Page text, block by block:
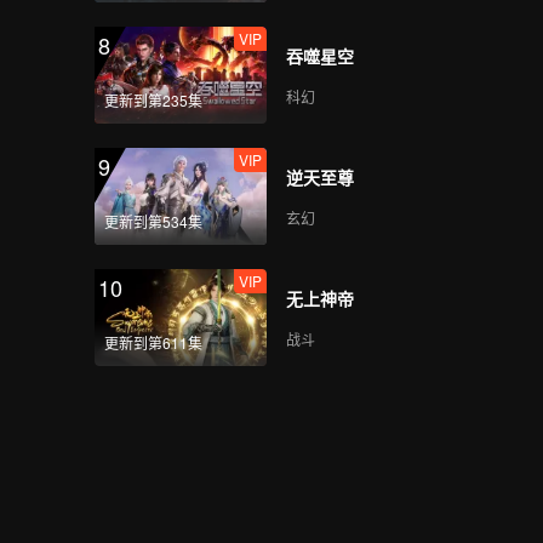
8
更新到第235集
VIP
吞噬星空
科幻
9
更新到第534集
VIP
逆天至尊
玄幻
10
更新到第611集
VIP
无上神帝
战斗